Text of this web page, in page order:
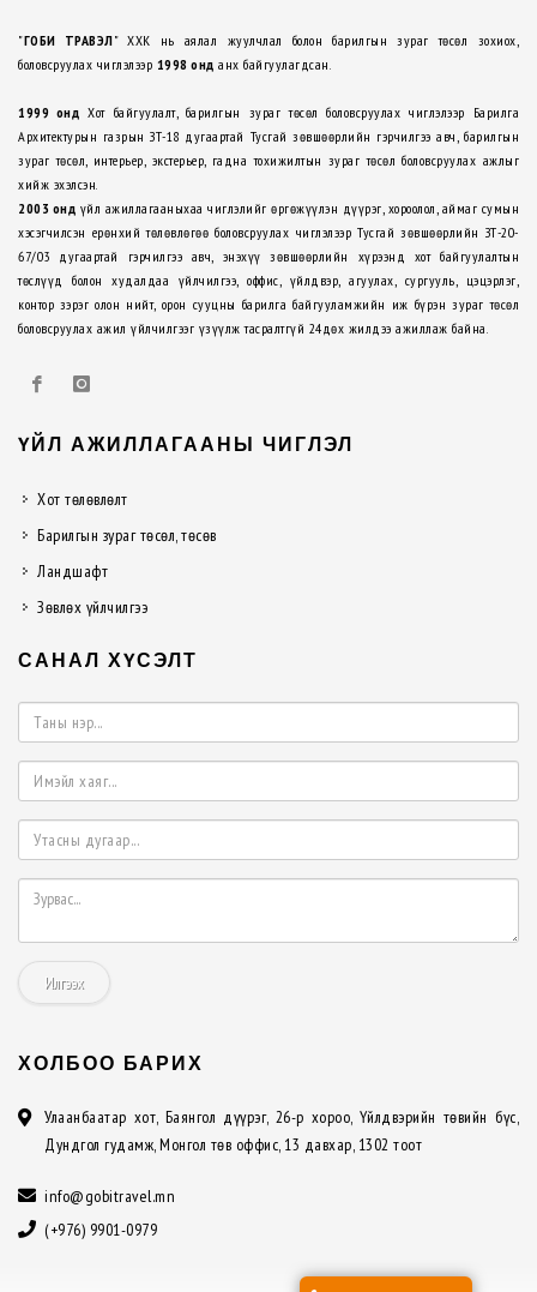
"ГОБИ ТРАВЭЛ" ХХК нь аялал жуулчлал болон барилгын зураг төсөл зохиох,
боловсруулах чиглэлээр 1998 онд анх байгуулагдсан.
1999 онд Хот байгуулалт, барилгын зураг төсөл боловсруулах чиглэлээр Барилга
Архитектурын газрын ЗТ-18 дугаартай Тусгай зөвшөөрлийн гэрчилгээ авч, барилгын
зураг төсөл, интерьер, экстерьер, гадна тохижилтын зураг төсөл боловсруулах ажлыг
хийж эхэлсэн.
2003 онд үйл ажиллагааныхаа чиглэлийг өргөжүүлэн дүүрэг, хороолол, аймаг сумын
хэсэгчилсэн ерөнхий төлөвлөгөө боловсруулах чиглэлээр Тусгай зөвшөөрлийн ЗТ-20-
67/03 дугаартай гэрчилгээ авч, энэхүү зөвшөөрлийн хүрээнд хот байгуулалтын
төслүүд болон худалдаа үйлчилгээ, оффис, үйлдвэр, агуулах, сургууль, цэцэрлэг,
контор зэрэг олон нийт, орон сууцны барилга байгууламжийн иж бүрэн зураг төсөл
боловсруулах ажил үйлчилгээг үзүүлж тасралтгүй 24дөх жилдээ ажиллаж байна.
ҮЙЛ АЖИЛЛАГААНЫ ЧИГЛЭЛ
Хот төлөвлөлт
Барилгын зураг төсөл, төсөв
Ландшафт
Зөвлөх үйлчилгээ
САНАЛ ХҮСЭЛТ
Илгээх
ХОЛБОО БАРИХ
Улаанбаатар хот, Баянгол дүүрэг, 26-р хороо, Үйлдвэрийн төвийн бүс,
Дундгол гудамж, Монгол төв оффис, 13 давхар, 1302 тоот
info@gobitravel.mn
(+976) 9901-0979